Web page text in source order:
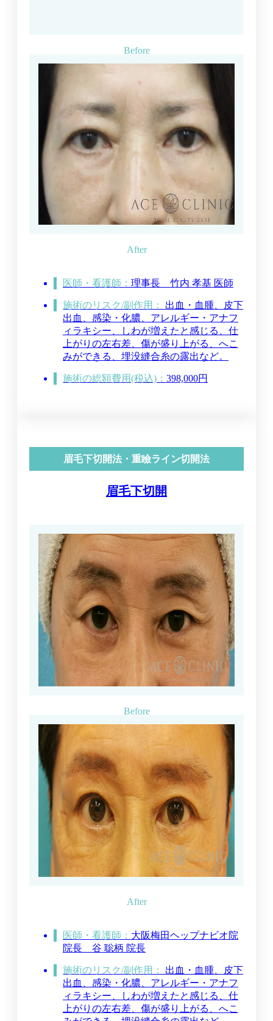
医師・看護師： 理事長 竹内 孝基 医師
施術のリスク/副作用：
出血・血腫、皮下
出血、感染・化膿、アレルギー・アナフ
ィラキシー、しわが増えたと感じる、仕
上がりの左右差、傷が盛り上がる、へこ
みができる、埋没縫合糸の露出など。
施術の総額費用(税込)： 398,000円
眉毛下切開法・重瞼ライン切開法
眉毛下切開
医師・看護師： 大阪梅田ヘップナビオ院
院長 谷 聡柄 院長
施術のリスク/副作用：
出血・血腫、皮下
出血、感染・化膿、アレルギー・アナフ
ィラキシー、しわが増えたと感じる、仕
上がりの左右差、傷が盛り上がる、へこ